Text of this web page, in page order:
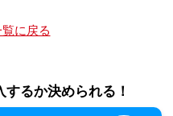
に戻る
るか決められる！